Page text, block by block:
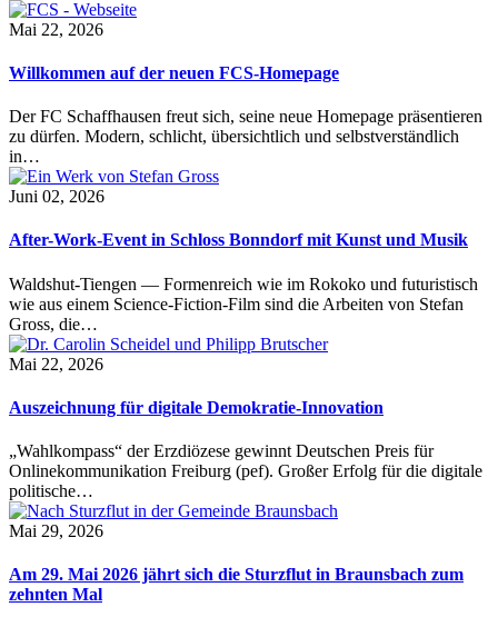
Mai 22, 2026
Willkommen auf der neuen FCS-Homepage
Der FC Schaffhausen freut sich, seine neue Homepage präsentieren
zu dürfen. Modern, schlicht, übersichtlich und selbstverständlich
in…
Juni 02, 2026
After-Work-Event in Schloss Bonndorf mit Kunst und Musik
Waldshut-Tiengen — Formenreich wie im Rokoko und futuristisch
wie aus einem Science-Fiction-Film sind die Arbeiten von Stefan
Gross, die…
Mai 22, 2026
Auszeichnung für digitale Demokratie-Innovation
„Wahlkompass“ der Erzdiözese gewinnt Deutschen Preis für
Onlinekommunikation Freiburg (pef). Großer Erfolg für die digitale
politische…
Mai 29, 2026
Am 29. Mai 2026 jährt sich die Sturzflut in Braunsbach zum
zehnten Mal